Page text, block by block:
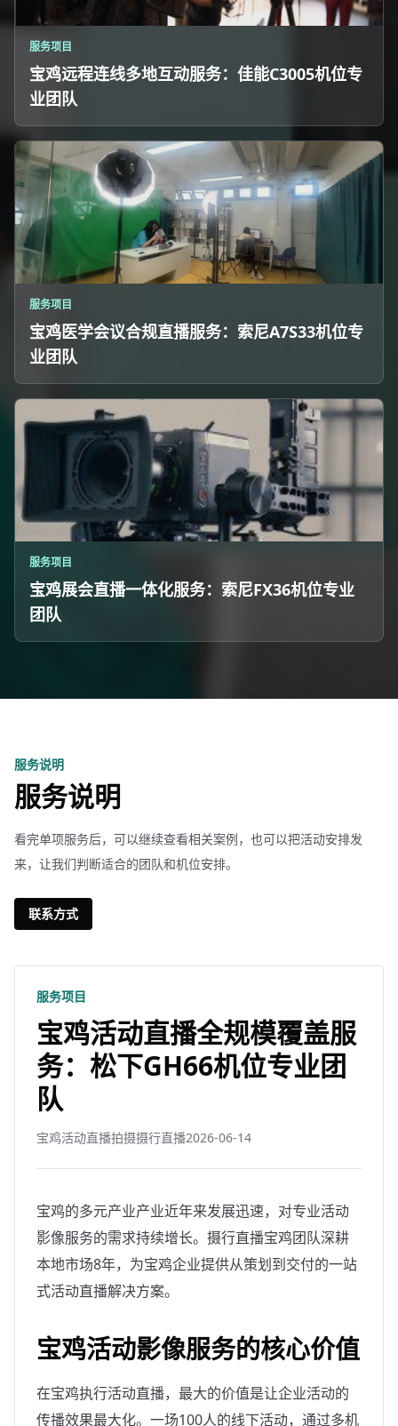
服务项目
宝鸡远程连线多地互动服务：佳能C3005机位专
业团队
服务项目
宝鸡医学会议合规直播服务：索尼A7S33机位专
业团队
服务项目
宝鸡展会直播一体化服务：索尼FX36机位专业
团队
服务说明
服务说明
看完单项服务后，可以继续查看相关案例，也可以把活动安排发
来，让我们判断适合的团队和机位安排。
联系方式
服务项目
宝鸡活动直播全规模覆盖服
务：松下GH66机位专业团
队
宝鸡活动直播拍摄摄行直播2026-06-14
宝鸡的多元产业产业近年来发展迅速，对专业活动
影像服务的需求持续增长。摄行直播宝鸡团队深耕
本地市场8年，为宝鸡企业提供从策划到交付的一站
式活动直播解决方案。
宝鸡活动影像服务的核心价值
在宝鸡执行活动直播，最大的价值是让企业活动的
传播效果最大化。一场100人的线下活动，通过多机